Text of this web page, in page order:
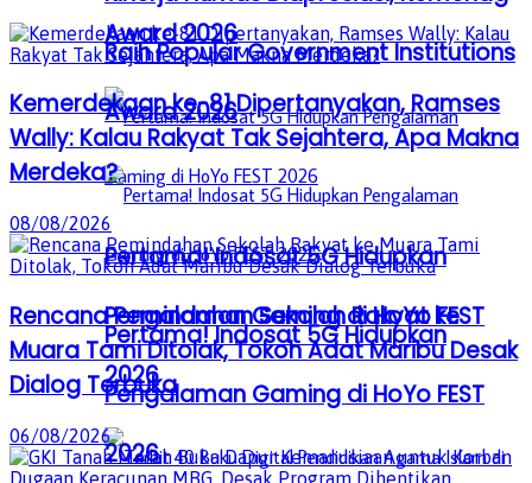
Award 2026
Pertama! Indosat 5G Hidupkan
Pengalaman Gaming di HoYo FEST
2026
Raih Popular Government Institutions
Award 2026
Pertama! Indosat 5G Hidupkan
Pengalaman Gaming di HoYo FEST
2026
Kemerdekaan ke-81 Dipertanyakan, Ramses
Wally: Kalau Rakyat Tak Sejahtera, Apa Makna
Merdeka?
08/08/2026
Rencana Pemindahan Sekolah Rakyat ke
Muara Tami Ditolak, Tokoh Adat Maribu Desak
Dialog Terbuka
06/08/2026